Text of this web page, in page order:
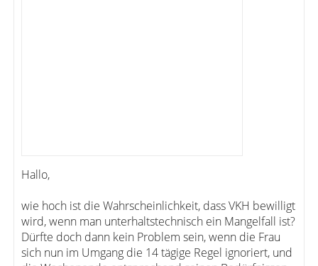
Hallo,
wie hoch ist die Wahrscheinlichkeit, dass VKH bewilligt
wird, wenn man unterhaltstechnisch ein Mangelfall ist?
Dürfte doch dann kein Problem sein, wenn die Frau
sich nun im Umgang die 14 tägige Regel ignoriert, und